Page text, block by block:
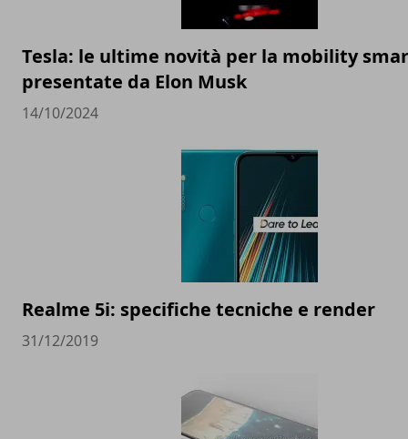
Tesla: le ultime novità per la mobility
presentate da Elon Musk
14/10/2024
Realme 5i: specifiche tecniche e render
31/12/2019